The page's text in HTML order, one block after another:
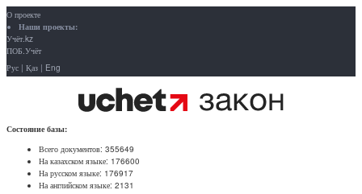
О проекте
Наши проекты:
Учёт.kz
ПОБ.Учёт
Рус | Қаз | Eng
Состояние базы:
Всего документов: 355649
На казахском языке: 176600
На русском языке: 176917
На английском языке: 2131